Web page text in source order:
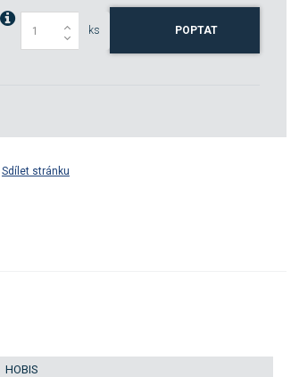
ks POPTAT
Sdílet stránku
HOBIS